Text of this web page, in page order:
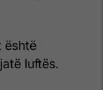
është
luftës.